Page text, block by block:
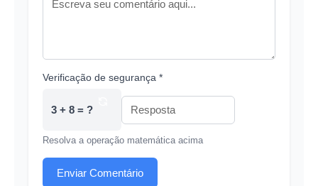
Verificação de segurança *
3 + 8 = ?
Resolva a operação matemática acima
Enviar Comentário